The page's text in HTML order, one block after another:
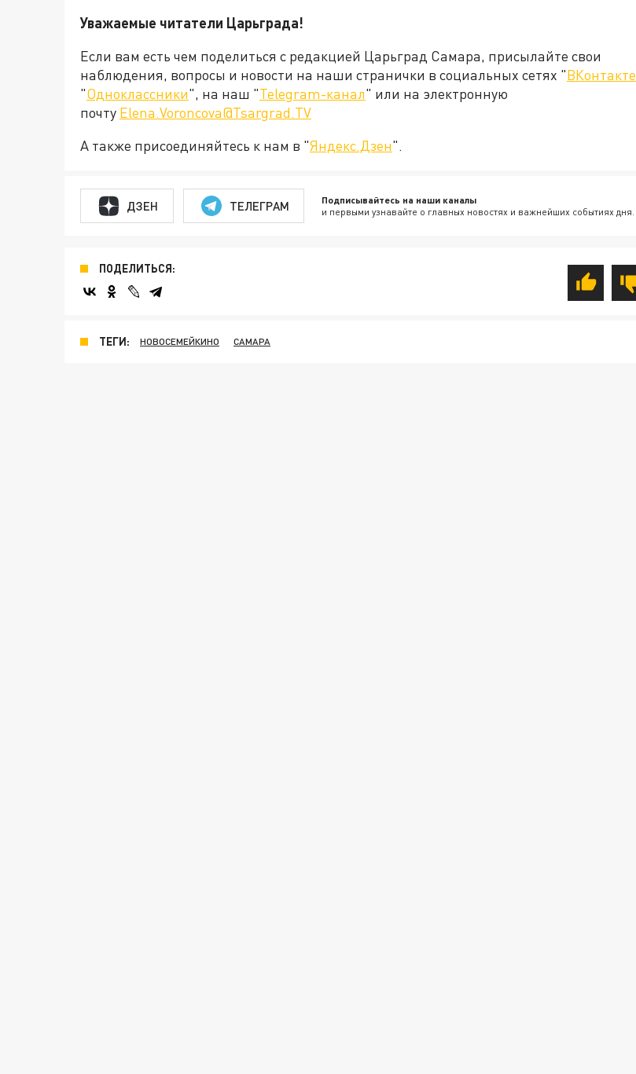
Уважаемые читатели Царьграда!
Если вам есть чем поделиться с редакцией Царьград Самара, присылайте свои
наблюдения, вопросы и новости на наши странички в социальных сетях "ВКонтакте
"Одноклассники", на наш "Telegram-канал" или на электронную
почту Elena.Voroncova@Tsargrad.TV
А также присоединяйтесь к нам в "Яндекс.Дзен".
ДЗЕН ТЕЛЕГРАМ Подписывайтесь на наши каналы
и первыми узнавайте о главных новостях и важнейших событиях дня.
ПОДЕЛИТЬСЯ:
ТЕГИ: НОВОСЕМЕЙКИНО САМАРА